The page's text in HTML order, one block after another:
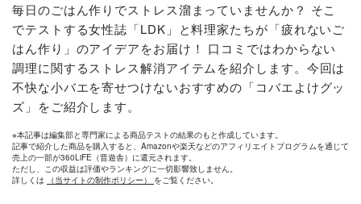
毎日のごはん作りでストレス溜まっていませんか？ そこ
でテストする女性誌「LDK」と料理家たちが「疲れないご
はん作り」のアイデアをお届け！ 口コミではわからない
調理に関するストレス解消アイテムを紹介します。今回は
不快な小バエを寄せつけないおすすめの「コバエよけグッ
ズ」をご紹介します。
※本記事は編集部と専門家による商品テストの結果のもと作成しています。
記事で紹介した商品を購入すると、Amazonや楽天などのアフィリエイトプログラムを通じて
売上の一部が360LiFE（晋遊舎）に還元されます。
ただし、この収益は評価やランキングに一切影響致しません。
詳しくは
（当サイトの制作ポリシー） をご覧ください。